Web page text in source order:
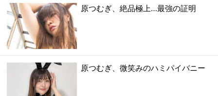
原つむぎ、絶品極上…最強の証明
原つむぎ、微笑みのハミパイバニー